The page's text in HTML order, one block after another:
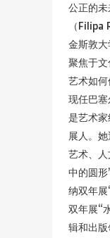
公正的未
（Filipa
金斯敦
聚焦于
艺术如
现任巴
是艺术
展人。
艺术、
中的圆
纳双年
双年展“
辑和出